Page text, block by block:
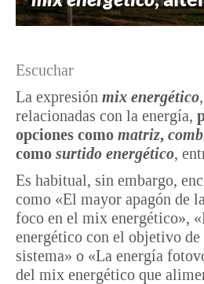
Escuchar
La expresión mix energético
relacionadas con la energía,
opciones como matriz,
como surtido energético,
Es habitual, sin embargo,
como «El mayor apagón de
foco en el mix energético»,
energético con el objetivo
sistema» o «La energía
del mix energético que